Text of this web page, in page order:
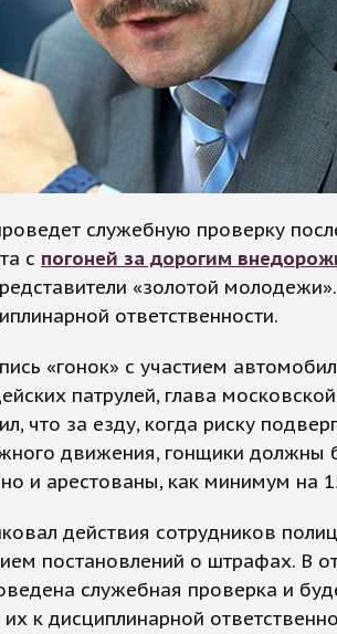
служебную проверку
с погоней за дорогим
«золотой
ответственности.
«гонок» с участием
патрулей, глава
что за езду, когда риску
движения, гонщики должны
и арестованы, как минимум на
действия сотрудников
постановлений о штрафах. В
служебная проверка и
к дисциплинарной